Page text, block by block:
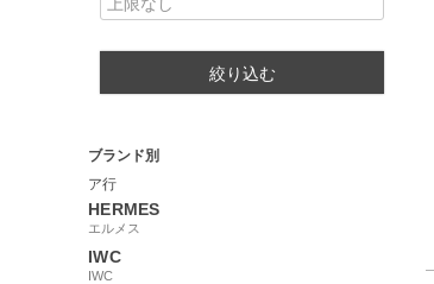
絞り込む
ブランド別
ア行
HERMES
エルメス
IWC
IWC